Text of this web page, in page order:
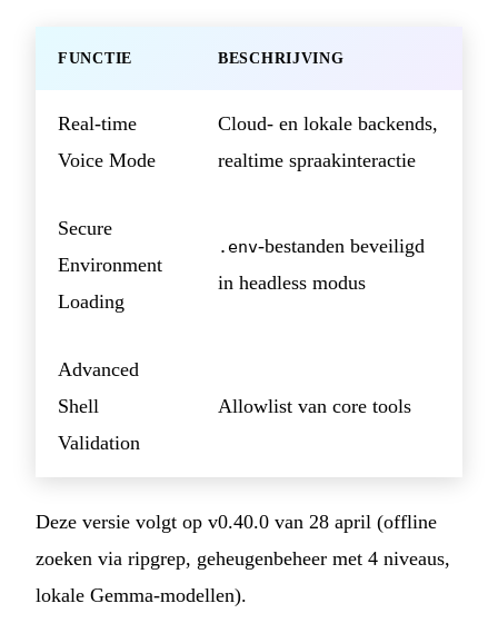
FUNCTIE BESCHRIJVING
Real-time
Voice Mode
Cloud- en lokale backends,
realtime spraakinteractie
Secure
Environment
Loading
.env-bestanden beveiligd
in headless modus
Advanced
Shell
Validation
Allowlist van core tools
Deze versie volgt op v0.40.0 van 28 april (offline
zoeken via ripgrep, geheugenbeheer met 4 niveaus,
lokale Gemma-modellen).